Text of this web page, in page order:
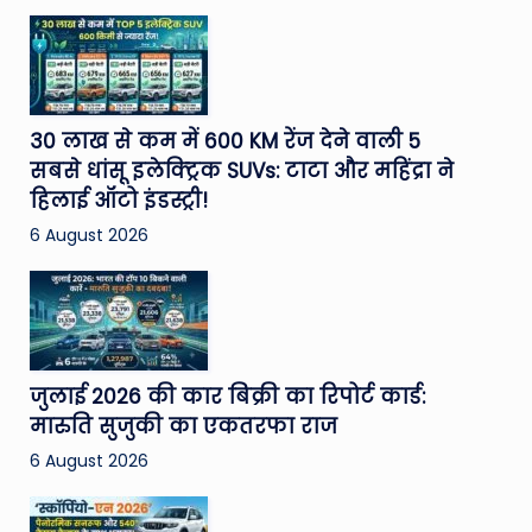
30 लाख से कम में 600 KM रेंज देने वाली 5
सबसे धांसू इलेक्ट्रिक SUVs: टाटा और महिंद्रा ने
हिलाई ऑटो इंडस्ट्री!
6 August 2026
जुलाई 2026 की कार बिक्री का रिपोर्ट कार्ड:
मारुति सुजुकी का एकतरफा राज
6 August 2026